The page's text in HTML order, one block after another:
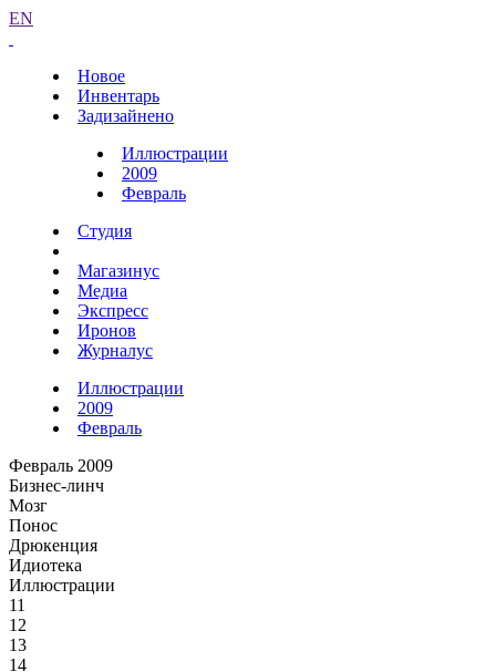
EN
Новое
Инвентарь
Задизайнено
Иллюстрации
2009
Февраль
Студия
Магазинус
Медиа
Экспресс
Иронов
Журналус
Иллюстрации
2009
Февраль
Февраль 2009
Бизнес-линч
Мозг
Понос
Дрюкенция
Идиотека
Иллюстрации
11
12
13
14